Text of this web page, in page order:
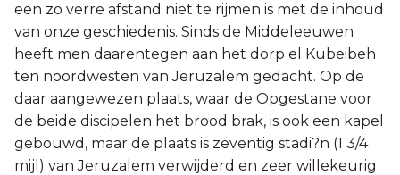
een zo verre afstand niet te rijmen is met de inhoud
van onze geschiedenis. Sinds de Middeleeuwen
heeft men daarentegen aan het dorp el Kubeibeh
ten noordwesten van Jeruzalem gedacht. Op de
daar aangewezen plaats, waar de Opgestane voor
de beide discipelen het brood brak, is ook een kapel
gebouwd, maar de plaats is zeventig stadi?n (1 3/4
mijl) van Jeruzalem verwijderd en zeer willekeurig